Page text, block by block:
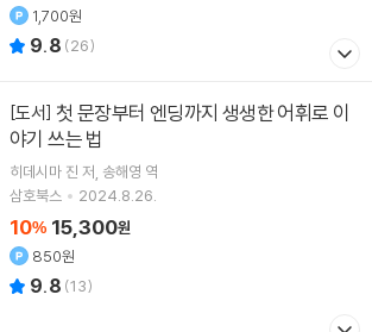
1,700원
9.8 (26)
[도서]
야기 쓰는 법
히데시마 진 저 송해영 역
삼호북스
2024.8.26.
10% 15,300원
850원
9.8 (13)